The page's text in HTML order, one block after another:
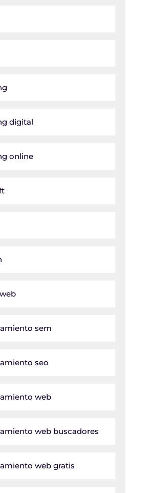
digital
online
sem
seo
web
web buscadores
web gratis